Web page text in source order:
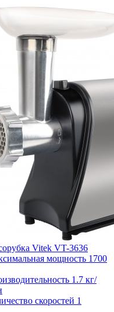
Vitek VT-3636
мощность 1700
1.7 кг/
скоростей 1